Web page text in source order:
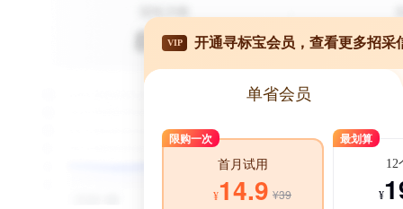
VIP 开通寻标宝会员，查看更多招采
单省会员
限购一次
首月试用
¥14.9 ¥39
最划算
12
¥